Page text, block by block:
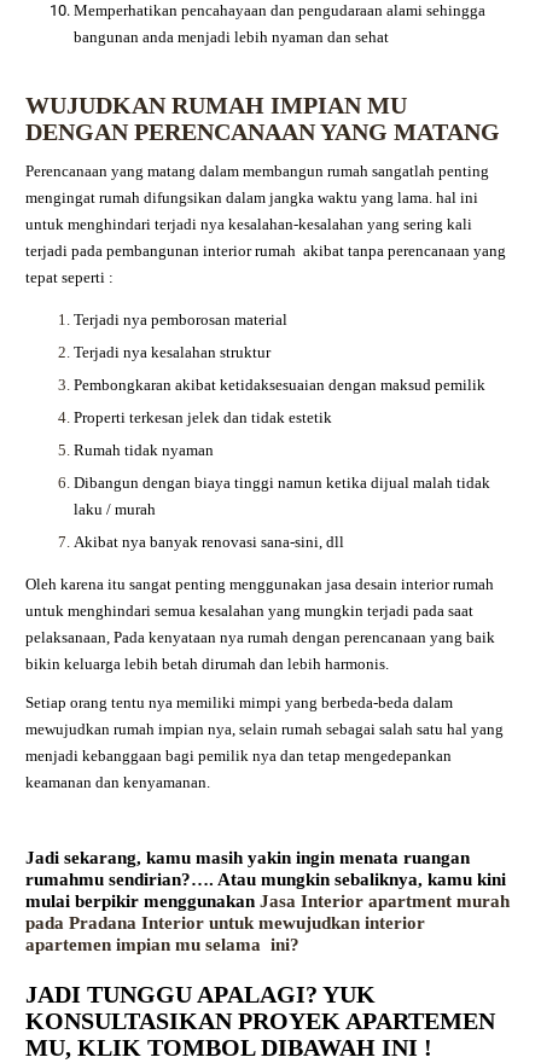
Memperhatikan pencahayaan dan pengudaraan alami sehingga
bangunan anda menjadi lebih nyaman dan sehat
WUJUDKAN RUMAH IMPIAN MU
DENGAN PERENCANAAN YANG MATANG
Perencanaan yang matang dalam membangun rumah sangatlah penting
mengingat rumah difungsikan dalam jangka waktu yang lama. hal ini
untuk menghindari terjadi nya kesalahan-kesalahan yang sering kali
terjadi pada pembangunan interior rumah akibat tanpa perencanaan yang
tepat seperti :
Terjadi nya pemborosan material
Terjadi nya kesalahan struktur
Pembongkaran akibat ketidaksesuaian dengan maksud pemilik
Properti terkesan jelek dan tidak estetik
Rumah tidak nyaman
Dibangun dengan biaya tinggi namun ketika dijual malah tidak
laku / murah
Akibat nya banyak renovasi sana-sini, dll
Oleh karena itu sangat penting menggunakan jasa desain interior rumah
untuk menghindari semua kesalahan yang mungkin terjadi pada saat
pelaksanaan, Pada kenyataan nya rumah dengan perencanaan yang baik
bikin keluarga lebih betah dirumah dan lebih harmonis.
Setiap orang tentu nya memiliki mimpi yang berbeda-beda dalam
mewujudkan rumah impian nya, selain rumah sebagai salah satu hal yang
menjadi kebanggaan bagi pemilik nya dan tetap mengedepankan
keamanan dan kenyamanan.
Jadi sekarang, kamu masih yakin ingin menata ruangan
rumahmu sendirian?…. Atau mungkin sebaliknya, kamu kini
mulai berpikir menggunakanJasa Interior apartment murah
pada Pradana Interior untuk mewujudkan interior
apartemen impian mu selama ini?
JADI TUNGGU APALAGI? YUK
KONSULTASIKAN PROYEK APARTEMEN
MU,KLIK TOMBOL DIBAWAH INI !